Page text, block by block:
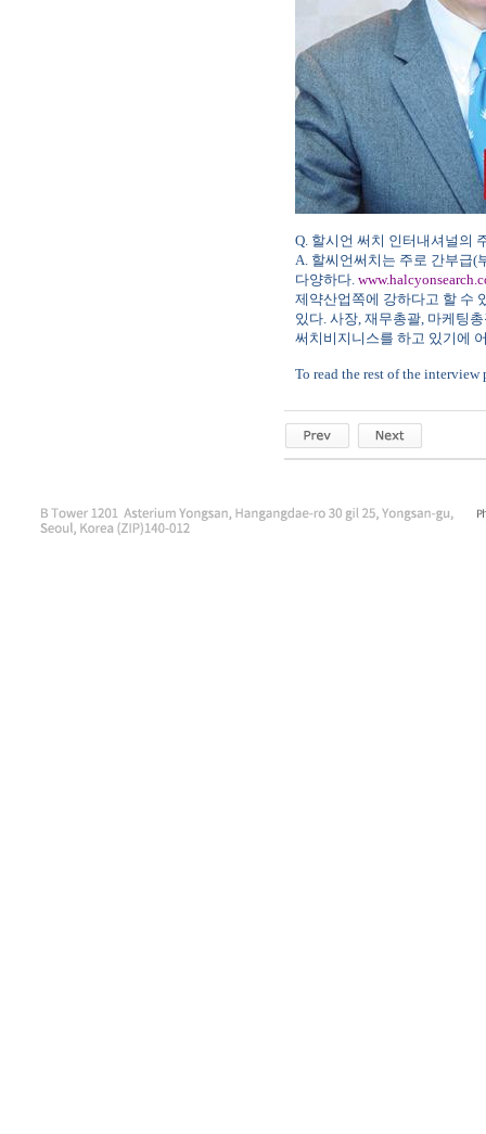
Q. 할시언 써치 인터내셔널의
A. 할씨언써치는 주로 간부급(
다양하다.
제약산업쪽에 강하다고 할 수
있다. 사장, 재무총괄, 마케팅
써치비지니스를 하고 있기에
To read the rest of the